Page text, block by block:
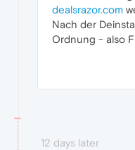
dealsrazor.com
Nach der
Ordnung - also
12 days later